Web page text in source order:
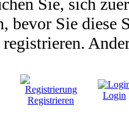
Sie, sich
bevor Sie diese
Registrieren Login